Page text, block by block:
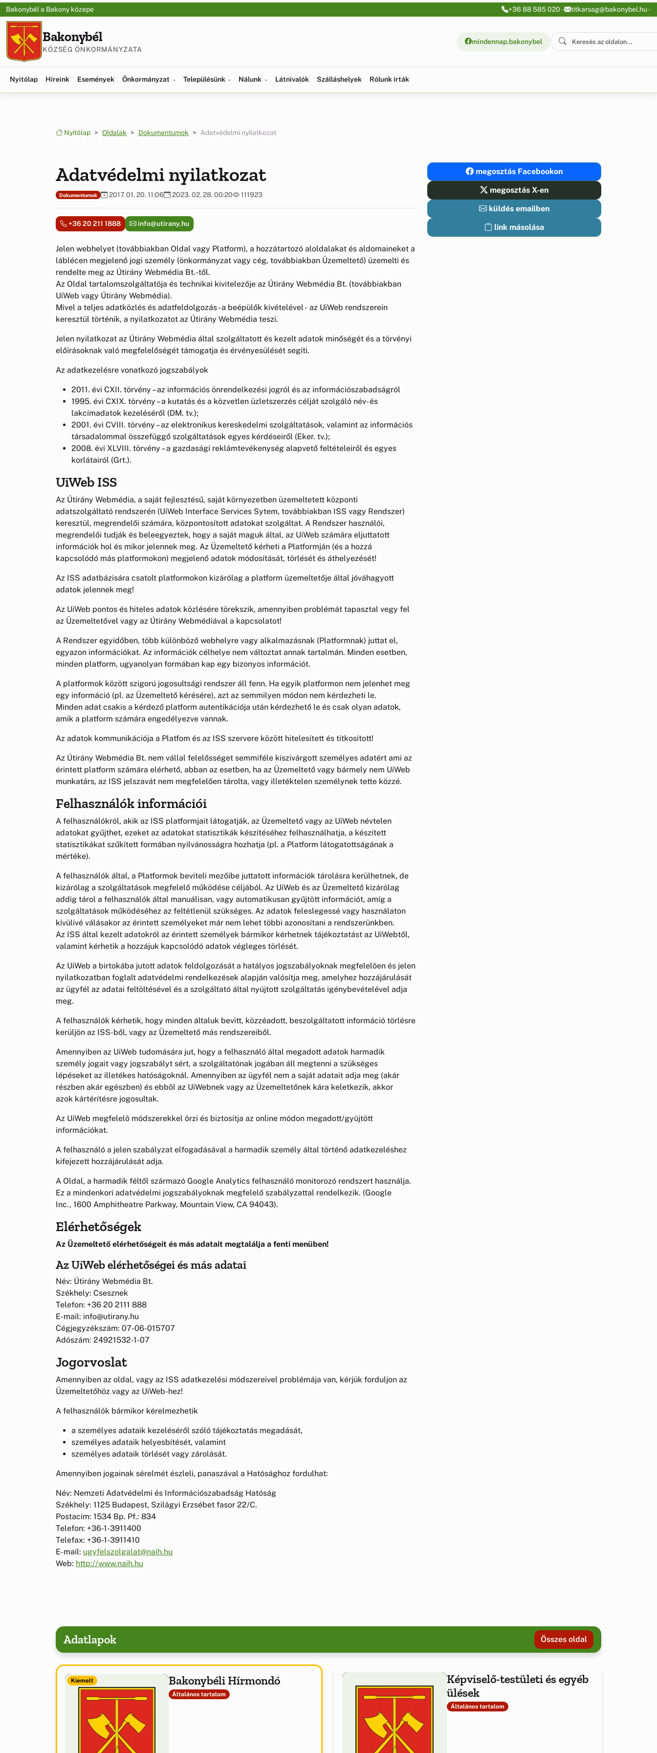
Ugrás a menüre
Ugrás a tartalomra
Bakonybél a Bakony közepe +36 88 585 020 titkarsag@bakonybel.hu
Bakonybél
KÖZSÉG ÖNKORMÁNYZATA
mindennap.bakonybel
Nyitólap Híreink Események Önkormányzat Településünk Nálunk Látnivalók Szálláshelyek Rólunk írták
Nyitólap Oldalak Dokumentumok Adatvédelmi nyilatkozat
Adatvédelmi nyilatkozat
Dokumentumok 2017. 01. 20. 11:06 2023. 02. 28. 00:20 111923
+36 20 211 1888 info@utirany.hu
Jelen webhelyet (továbbiakban Oldal vagy Platform), a hozzátartozó aloldalakat és aldomaineket a
láblécen megjelenő jogi személy (önkormányzat vagy cég, továbbiakban Üzemeltető) üzemelti és
rendelte meg az Útirány Webmédia Bt.-től.
Az Oldal tartalomszolgáltatója és technikai kivitelezője az Útirány Webmédia Bt. (továbbiakban
UiWeb vagy Útirány Webmédia).
Mivel a teljes adatközlés és adatfeldolgozás - a beépülők kivételével - az UiWeb rendszerein
keresztül történik, a nyilatkozatot az Útirány Webmédia teszi.
Jelen nyilatkozat az Útirány Webmédia által szolgáltatott és kezelt adatok minőségét és a törvényi
előírásoknak való megfelelőségét támogatja és érvényesülését segíti.
Az adatkezelésre vonatkozó jogszabályok
2011. évi CXII. törvény – az információs önrendelkezési jogról és az információszabadságról
1995. évi CXIX. törvény – a kutatás és a közvetlen üzletszerzés célját szolgáló név- és
lakcímadatok kezeléséről (DM. tv.);
2001. évi CVIII. törvény – az elektronikus kereskedelmi szolgáltatások, valamint az információs
társadalommal összefüggő szolgáltatások egyes kérdéseiről (Eker. tv.);
2008. évi XLVIII. törvény – a gazdasági reklámtevékenység alapvető feltételeiről és egyes
korlátairól (Grt.).
UiWeb ISS
Az Útirány Webmédia, a saját fejlesztésű, saját környezetben üzemeltetett központi
adatszolgáltató rendszerén (UiWeb Interface Services Sytem, továbbiakban ISS vagy Rendszer)
keresztül, megrendelői számára, központosított adatokat szolgáltat. A Rendszer használói,
megrendelői tudják és beleegyeztek, hogy a saját maguk által, az UiWeb számára eljuttatott
információk hol és mikor jelennek meg. Az Üzemeltető kérheti a Platformján (és a hozzá
kapcsolódó más platformokon) megjelenő adatok módosítását, törlését és áthelyezését!
Az ISS adatbázisára csatolt platformokon kizárólag a platform üzemeltetője által jóváhagyott
adatok jelennek meg!
Az UiWeb pontos és hiteles adatok közlésére törekszik, amennyiben problémát tapasztal vegy fel
az Üzemeltetővel vagy az Útirány Webmédiával a kapcsolatot!
A Rendszer egyidőben, több különböző webhelyre vagy alkalmazásnak (Platformnak) juttat el,
egyazon információkat. Az információk célhelye nem változtat annak tartalmán. Minden esetben,
minden platform, ugyanolyan formában kap egy bizonyos információt.
A platformok között szigorú jogosultsági rendszer áll fenn. Ha egyik platformon nem jelenhet meg
egy információ (pl. az Üzemeltető kérésére), azt az semmilyen módon nem kérdezheti le.
Minden adat csakis a kérdező platform autentikációja után kérdezhető le és csak olyan adatok,
amik a platform számára engedélyezve vannak.
Az adatok kommunikációja a Platfom és az ISS szervere között hitelesített és titkosított!
Az Útirány Webmédia Bt. nem vállal felelősséget semmiféle kiszivárgott személyes adatért ami az
érintett platform számára elérhető, abban az esetben, ha az Üzemeltető vagy bármely nem UiWeb
munkatárs, az ISS jelszavát nem megfelelően tárolta, vagy illetéktelen személynek tette közzé.
Felhasználók információi
A felhasználókról, akik az ISS platformjait látogatják, az Üzemeltető vagy az UiWeb névtelen
adatokat gyűjthet, ezeket az adatokat statisztikák készítéséhez felhasználhatja, a készített
statisztikákat szűkített formában nyilvánosságra hozhatja (pl. a Platform látogatottságának a
mértéke).
A felhasználók által, a Platformok beviteli mezőibe juttatott információk tárolásra kerülhetnek, de
kizárólag a szolgáltatások megfelelő működése céljából. Az UiWeb és az Üzemeltető kizárólag
addig tárol a felhasználók által manuálisan, vagy automatikusan gyűjtött információt, amíg a
szolgáltatások működéséhez az feltétlenül szükséges. Az adatok feleslegessé vagy használaton
kívülivé válásakor az érintett személyeket már nem lehet többi azonosítani a rendszerünkben.
Az ISS által kezelt adatokról az érintett személyek bármikor kérhetnek tájékoztatást az UiWebtől,
valamint kérhetik a hozzájuk kapcsolódó adatok végleges törlését.
Az UiWeb a birtokába jutott adatok feldolgozását a hatályos jogszabályoknak megfelelõen és jelen
nyilatkozatban foglalt adatvédelmi rendelkezések alapján valósítja meg, amelyhez hozzájárulását
az ügyfél az adatai feltöltésével és a szolgáltató által nyújtott szolgáltatás igénybevételével adja
meg.
A felhasználók kérhetik, hogy minden általuk bevitt, közzéadott, beszolgáltatott információ törlésre
kerüljön az ISS-ből, vagy az Üzemeltető más rendszereiből.
Amennyiben az UiWeb tudomására jut, hogy a felhasználó által megadott adatok harmadik
személy jogait vagy jogszabályt sért, a szolgáltatónak jogában áll megtenni a szükséges
lépéseket az illetékes hatóságoknál. Amennyiben az ügyfél nem a saját adatait adja meg (akár
részben akár egészben) és ebbõl az UiWebnek vagy az Üzemeltetőnek kára keletkezik, akkor
azok kártérítésre jogosultak.
Az UiWeb megfelelõ módszerekkel õrzi és biztosítja az online módon megadott/gyûjtött
információkat.
A felhasználó a jelen szabályzat elfogadásával a harmadik személy által történő adatkezeléshez
kifejezett hozzájárulását adja.
A Oldal, a harmadik féltől származó Google Analytics felhasználó monitorozó rendszert használja.
Ez a mindenkori adatvédelmi jogszabályoknak megfelelő szabályzattal rendelkezik. (Google
Inc., 1600 Amphitheatre Parkway, Mountain View, CA 94043).
Elérhetőségek
Az Üzemeltető elérhetőségeit és más adatait megtalálja a fenti menüben!
Az UiWeb elérhetőségei és más adatai
Név: Útirány Webmédia Bt.
Székhely: Csesznek
Telefon: +36 20 2111 888
E-mail: info@utirany.hu
Cégjegyzékszám: 07-06-015707
Adószám: 24921532-1-07
Jogorvoslat
Amennyiben az oldal, vagy az ISS adatkezelési módszereivel problémája van, kérjük forduljon az
Üzemeltetőhöz vagy az UiWeb-hez!
A felhasználók bármikor kérelmezhetik
a személyes adataik kezeléséről szóló tájékoztatás megadását,
személyes adataik helyesbítését, valamint
személyes adataik törlését vagy zárolását.
Amennyiben jogainak sérelmét észleli, panaszával a Hatósághoz fordulhat:
Név: Nemzeti Adatvédelmi és Információszabadság Hatóság
Székhely: 1125 Budapest, Szilágyi Erzsébet fasor 22/C.
Postacím: 1534 Bp. Pf.: 834
Telefon: +36-1-3911400
Telefax: +36-1-3911410
E-mail: ugyfelszolgalat@naih.hu
Web: http://www.naih.hu
megosztás Facebookon
megosztás X-en
küldés emailben
link másolása
Adatlapok Összes oldal
Kiemelt Bakonybéli Hírmondó
Általános tartalom
Képviselő-testületi és egyéb
ülések
Általános tartalom